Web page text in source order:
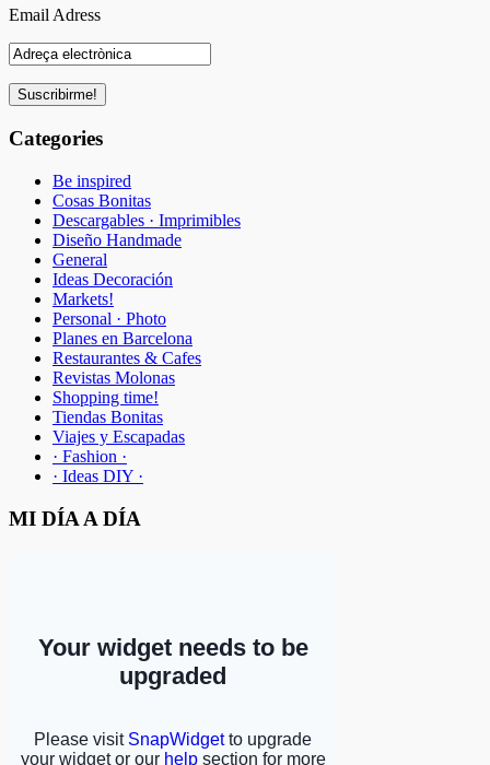
Email Adress
Categories
Be inspired
Cosas Bonitas
Descargables · Imprimibles
Diseño Handmade
General
Ideas Decoración
Markets!
Personal · Photo
Planes en Barcelona
Restaurantes & Cafes
Revistas Molonas
Shopping time!
Tiendas Bonitas
Viajes y Escapadas
· Fashion ·
· Ideas DIY ·
MI DÍA A DÍA